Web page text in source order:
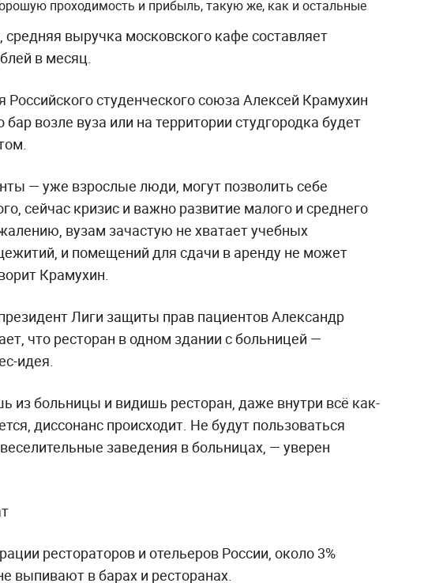
проходимость и прибыль, такую же, как и остальные
выручка московского кафе составляет
в месяц.
Российского студенческого союза Алексей Крамухин
бар возле вуза или на территории студгородка будет
— уже взрослые люди, могут позволить себе
сейчас кризис и важно развитие малого и среднего
вузам зачастую не хватает учебных
и помещений для сдачи в аренду не может
Крамухин.
Лиги защиты прав пациентов Александр
что ресторан в одном здании с больницей —
идея.
из больницы и видишь ресторан, даже внутри всё как-
диссонанс происходит. Не будут пользоваться
заведения в больницах, — уверен
рестораторов и отельеров России, около 3%
выпивают в барах и ресторанах.